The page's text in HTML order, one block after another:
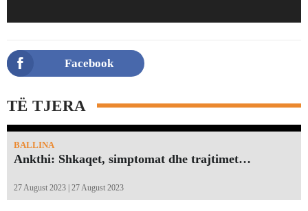
Facebook
TË TJERA
BALLINA
Ankthi: Shkaqet, simptomat dhe trajtimet…
27 August 2023 | 27 August 2023